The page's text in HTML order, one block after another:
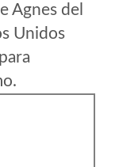
Agnes del
Unidos